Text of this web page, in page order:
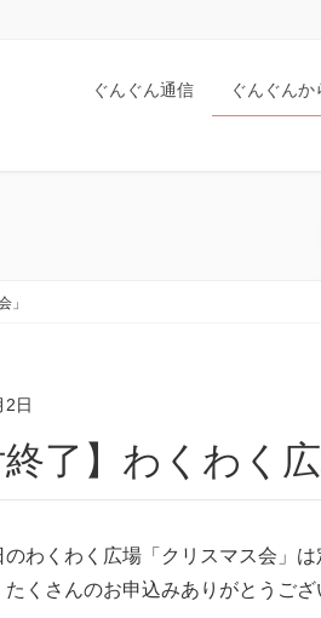
ぐんぐん通信 ぐんぐん
」
2日
付終了】わくわ
のわくわく広場「クリスマス会」
くさんのお申込みありがとうござ